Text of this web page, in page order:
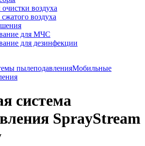
воздуха
воздуха
для МЧС
для дезинфекции
пылеподавленияМобильные
система
SprayStream